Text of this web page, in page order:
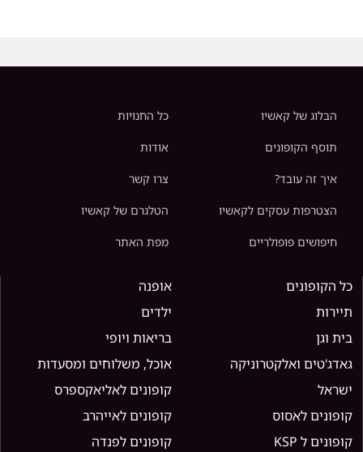
הבלוג של קאשיו כל החנויות
תוסף הקופונים אודות
איך זה עובד? צרו קשר
הצטרפות עסקים לקאשיו הטלגרם של קאשיו
חיפושים פופולריים מפת האתר
כל הקופונים
אופנה
תיירות
ילדים
בית וגן
בריאות ויופי
גאדג'טים ואלקטרוניקה
אוכל, משלוחים ומסעדות
ישראל
קופונים לאליאקספרס
קופונים לאסוס
קופונים לאייהרב
קופונים ל KSP
קופונים לפנדה